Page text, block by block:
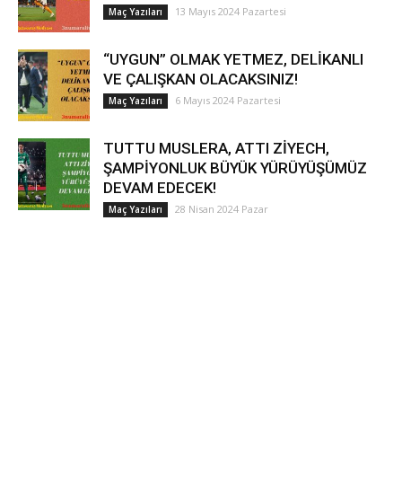
Maç Yazıları 13 Mayıs 2024 Pazartesi
“UYGUN” OLMAK YETMEZ, DELİKANLI
VE ÇALIŞKAN OLACAKSINIZ!
Maç Yazıları 6 Mayıs 2024 Pazartesi
TUTTU MUSLERA, ATTI ZİYECH,
ŞAMPİYONLUK BÜYÜK YÜRÜYÜŞÜMÜZ
DEVAM EDECEK!
Maç Yazıları 28 Nisan 2024 Pazar